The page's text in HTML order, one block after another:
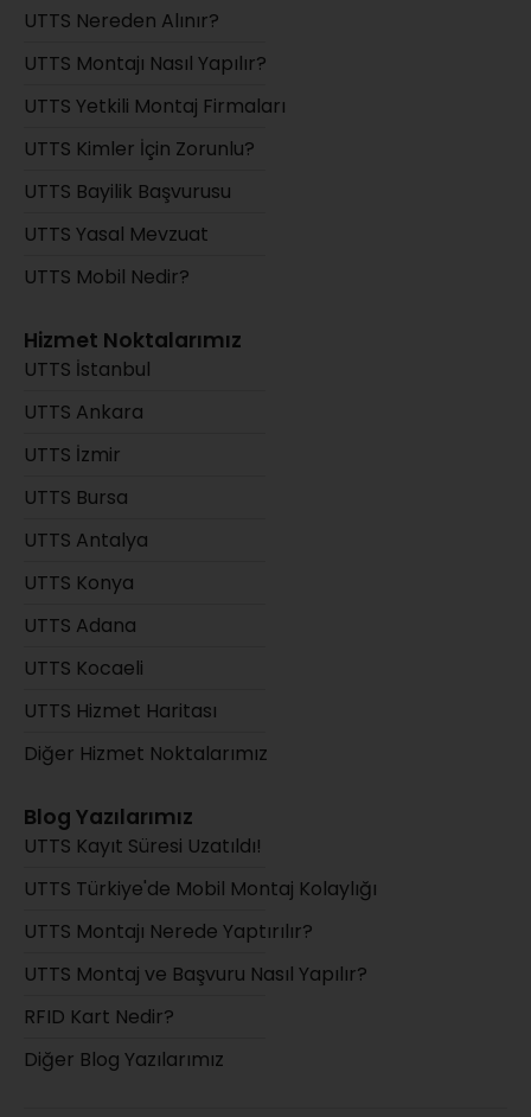
UTTS Nereden Alınır?
UTTS Montajı Nasıl Yapılır?
UTTS Yetkili Montaj Firmaları
UTTS Kimler İçin Zorunlu?
UTTS Bayilik Başvurusu
UTTS Yasal Mevzuat
UTTS Mobil Nedir?
Hizmet Noktalarımız
UTTS İstanbul
UTTS Ankara
UTTS İzmir
UTTS Bursa
UTTS Antalya
UTTS Konya
UTTS Adana
UTTS Kocaeli
UTTS Hizmet Haritası
Diğer Hizmet Noktalarımız
Blog Yazılarımız
UTTS Kayıt Süresi Uzatıldı!
UTTS Türkiye'de Mobil Montaj Kolaylığı
UTTS Montajı Nerede Yaptırılır?
UTTS Montaj ve Başvuru Nasıl Yapılır?
RFID Kart Nedir?
Diğer Blog Yazılarımız